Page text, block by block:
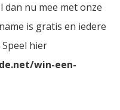
dan nu mee met onze
is gratis en iedere
hier
win-een-